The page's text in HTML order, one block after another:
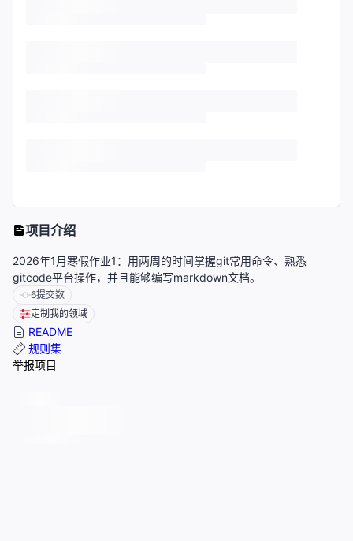
项目介绍
2026年1月寒假作业1：用两周的时间掌握git常用命令、熟悉
gitcode平台操作，并且能够编写markdown文档。
6提交数
定制我的领域
README
规则集
举报项目